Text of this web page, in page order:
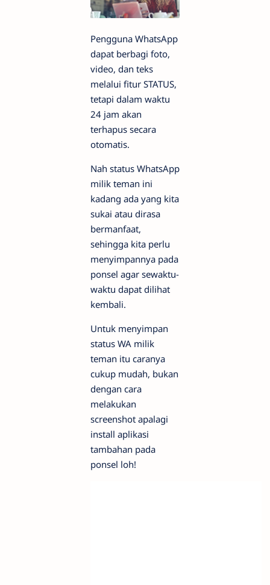
Pengguna WhatsApp
dapat berbagi foto,
video, dan teks
melalui fitur STATUS,
tetapi dalam waktu
24 jam akan
terhapus secara
otomatis.
Nah status WhatsApp
milik teman ini
kadang ada yang kita
sukai atau dirasa
bermanfaat,
sehingga kita perlu
menyimpannya pada
ponsel agar sewaktu-
waktu dapat dilihat
kembali.
Untuk menyimpan
status WA milik
teman itu caranya
cukup mudah, bukan
dengan cara
melakukan
screenshot apalagi
install aplikasi
tambahan pada
ponsel loh!